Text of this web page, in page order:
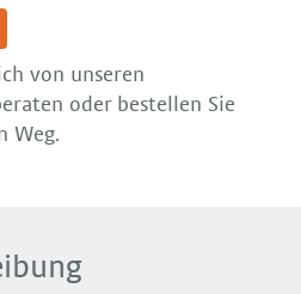
von unseren
oder bestellen Sie
Weg.